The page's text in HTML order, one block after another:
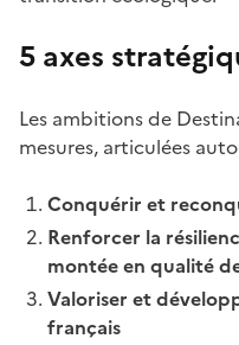
5 axes
Les ambitions de
mesures, articulées
Conquérir et
Renforcer la
montée en qualité
Valoriser et
français